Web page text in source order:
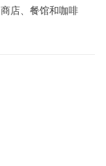
店、餐馆和咖啡